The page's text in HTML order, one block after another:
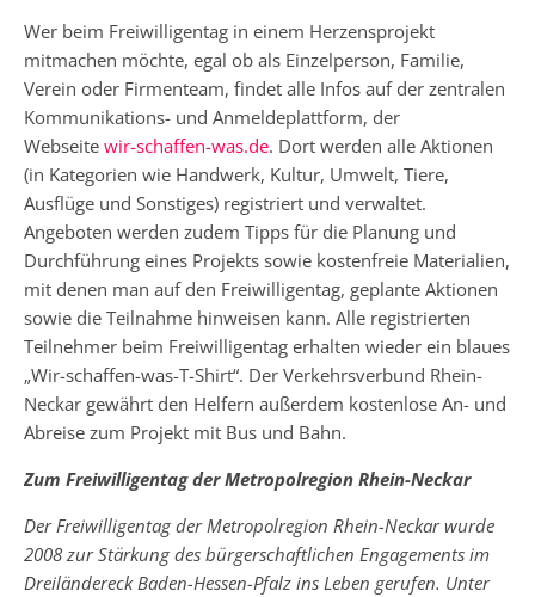
Wer beim Freiwilligentag in einem Herzensprojekt
mitmachen möchte, egal ob als Einzelperson, Familie,
Verein oder Firmenteam, findet alle Infos auf der zentralen
Kommunikations- und Anmeldeplattform, der
Webseite wir-schaffen-was.de. Dort werden alle Aktionen
(in Kategorien wie Handwerk, Kultur, Umwelt, Tiere,
Ausflüge und Sonstiges) registriert und verwaltet.
Angeboten werden zudem Tipps für die Planung und
Durchführung eines Projekts sowie kostenfreie Materialien,
mit denen man auf den Freiwilligentag, geplante Aktionen
sowie die Teilnahme hinweisen kann. Alle registrierten
Teilnehmer beim Freiwilligentag erhalten wieder ein blaues
„Wir-schaffen-was-T-Shirt“. Der Verkehrsverbund Rhein-
Neckar gewährt den Helfern außerdem kostenlose An- und
Abreise zum Projekt mit Bus und Bahn.
Zum Freiwilligentag der Metropolregion Rhein-Neckar
Der Freiwilligentag der Metropolregion Rhein-Neckar wurde
2008 zur Stärkung des bürgerschaftlichen Engagements im
Dreiländereck Baden-Hessen-Pfalz ins Leben gerufen. Unter